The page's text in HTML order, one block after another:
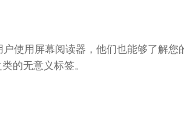
使用屏幕阅读器，他们也能够了解您
的无意义标签。